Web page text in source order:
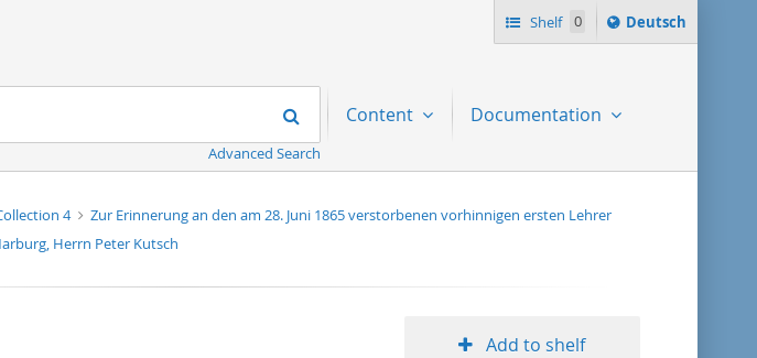
Shelf 0
Sprache
ï¿½ndern
Deutsch
Search
Advanced Search
Content Documentation
4
Zur Erinnerung an den am 28. Juni 1865 verstorbenen vorhinnigen ersten Lehrer
Herrn Peter Kutsch
Add to shelf